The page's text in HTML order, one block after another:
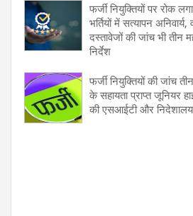
फर्जी नियुक्तियों पर रोक
भर्तियों में सत्यापन अनिवार्य,
दस्तावेजों की जांच भी
निर्देश
फर्जी नियुक्तियों की जांच
के सहायता प्राप्त जूनियर
की एसआईटी और